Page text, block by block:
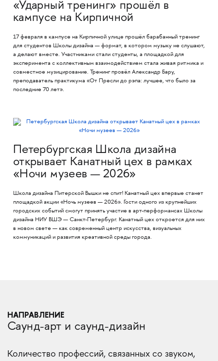
«Ударный тренинг» прошёл в
кампусе на Кирпичной
17 февраля в кампусе на Кирпичной улице прошёл барабанный тренинг
для студентов Школы дизайна — формат, в котором музыку не слушают,
а делают вместе. Участниками стали студенты, а площадкой для
эксперимента с коллективным взаимодействием стала живая ритмика и
совместное музицирование. Тренинг провёл Александр Бару,
преподаватель практикума «От Пресли до рэпа: лучшее, что было за
последние 70 лет».
Петербургская Школа дизайна
открывает Канатный цех в рамках
«Ночи музеев — 2026»
Школа дизайна Питерской Вышки не спит! Канатный цех впервые станет
площадкой акции «Ночь музеев — 2026». Гости одного из крупнейших
городских событий смогут принять участие в арт-перформансах Школы
дизайна НИУ ВШЭ — Санкт-Петербург. Канатный цех откроется для них
в новом свете — как современный центр искусства, визуальных
коммуникаций и развития креативной среды города.
НАПРАВЛЕНИЕ
Саунд-арт и саунд-дизайн
Количество профессий, связанных со звуком,